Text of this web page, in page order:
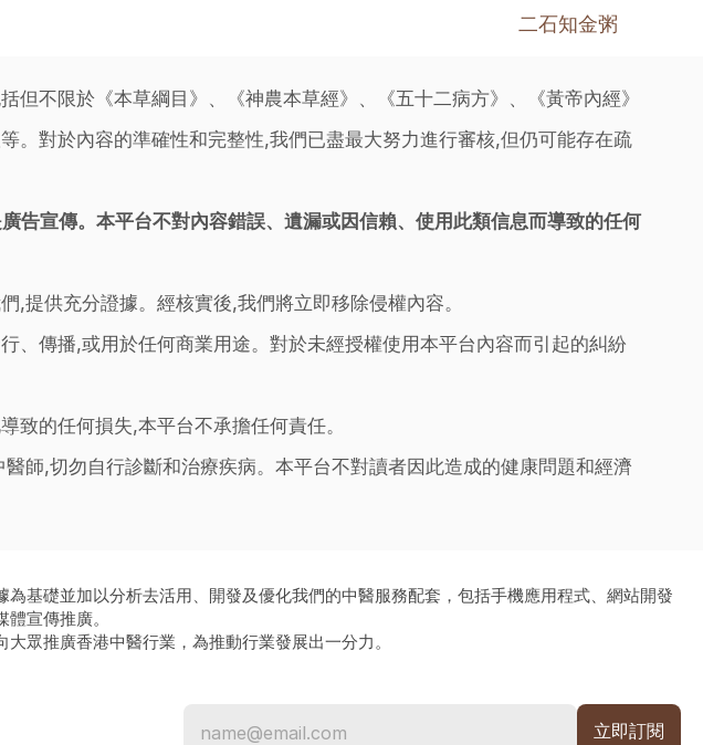
二石知金粥
不限於《本草綱目》、《神農本草經》、《五十二病方》、《黃帝內經》
。對於內容的準確性和完整性,我們已盡最大努力進行審核,但仍可能存在疏
告宣傳。本平台不對內容錯誤、遺漏或因信賴、使用此類信息而導致的任何
提供充分證據。經核實後,我們將立即移除侵權內容。
、傳播,或用於任何商業用途。對於未經授權使用本平台內容而引起的糾紛
致的任何損失,本平台不承擔任何責任。
師,切勿自行診斷和治療疾病。本平台不對讀者因此造成的健康問題和經濟
為基礎並加以分析去活用、開發及優化我們的中醫服務配套，包括手機應用程式、網站開發
體宣傳推廣。
大眾推廣香港中醫行業，為推動行業發展出一分力。